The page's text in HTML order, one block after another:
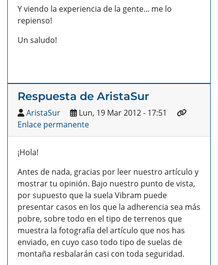
Y viendo la experiencia de la gente... me lo
repienso!
Un saludo!
Respuesta de AristaSur
AristaSur
Lun, 19 Mar 2012 - 17:51
Enlace permanente
¡Hola!
Antes de nada, gracias por leer nuestro artículo y
mostrar tu opinión. Bajo nuestro punto de vista,
por supuesto que la suela Vibram puede
presentar casos en los que la adherencia sea más
pobre, sobre todo en el tipo de terrenos que
muestra la fotografía del artículo que nos has
enviado, en cuyo caso todo tipo de suelas de
montaña resbalarán casi con toda seguridad.